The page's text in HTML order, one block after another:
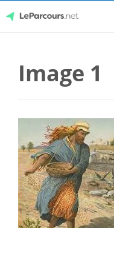
contentImage 1